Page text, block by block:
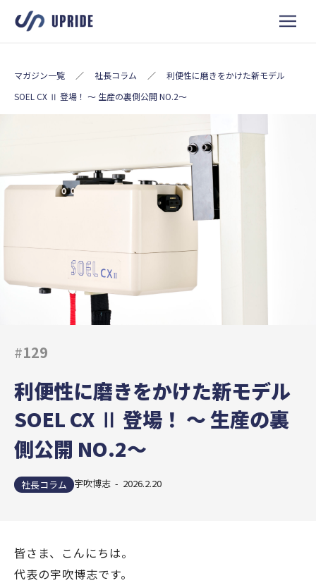
マガジン一覧 ／ 社長コラム ／ 利便性に磨きをかけた新モデル
SOEL CX Ⅱ 登場！ ～ 生産の裏側公開 NO.2～
#129
利便性に磨きをかけた新モデル
SOEL CX Ⅱ 登場！ ～ 生産の裏
側公開 NO.2～
社長コラム 宇吹博志 - 2026.2.20
皆さま、こんにちは。
代表の宇吹博志です。